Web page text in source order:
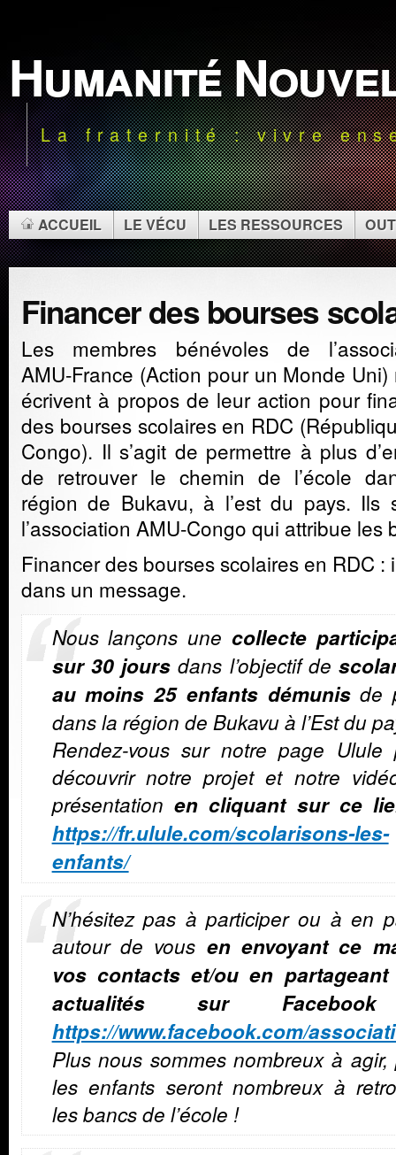
Humanité
La fraternité : vivre
ACCUEIL LE VÉCU LES RESSOURCES
Financer des bourses
Les membres bénévoles de
AMU-France (Action pour un Monde Uni)
écrivent à propos de leur action pour
des bourses scolaires en RDC
Congo). Il s’agit de permettre à plus
de retrouver le chemin de l’école
région de Bukavu, à l’est du pays. Ils
l’association AMU-Congo qui attribue les
Financer des bourses scolaires en RDC :
dans un message.
Nous lançons unecollecte
sur 30 jours dans l’objectif de
au moins 25 enfants démunisde
dans la région de Bukavu à l’Est du
Rendez-vous sur notre page Ulule
découvrir notre projet et notre
présentation en cliquant sur ce
https://fr.ulule.com/scolarisons-les-
enfants/
N’hésitez pas à participer ou à en
autour de vous en envoyant ce
vos contacts et/ou en
actualités sur
https://www.facebook.com/
Plus nous sommes nombreux à agir,
les enfants seront nombreux à
les bancs de l’école !